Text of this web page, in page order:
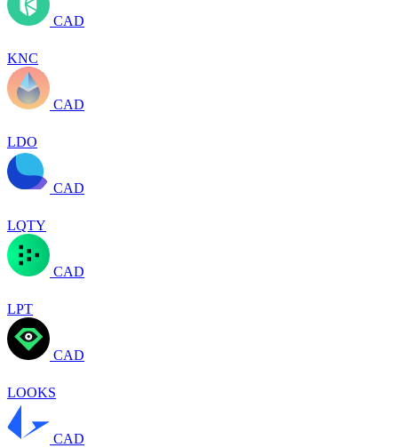
CAD
KNC
CAD
LDO
CAD
LQTY
CAD
LPT
CAD
LOOKS
CAD